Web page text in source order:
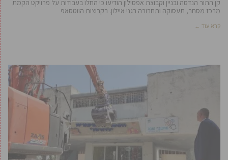
קן התור הנדסה ובניין וקבוצת אפסילון הודיעו כי החלו בעבודות על פרויקט הקמת
מרכז מסחר, תעסוקה ותחבורה בגני איילון. בקבוצות הווטסאפ
קרא עוד ←